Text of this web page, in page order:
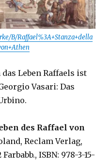
B/Raffael%3A+Stanza+della
Leben Raffaels ist
Vasari: Das
des Raffael von
Reclam Verlag,
ISBN: 978-3-15-